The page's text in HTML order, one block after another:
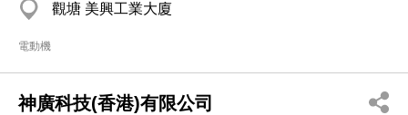
觀塘 美興工業大廈
電動機
神廣科技(香港)有限公司